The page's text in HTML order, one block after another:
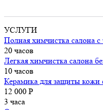
УСЛУГИ
Полная химчистка салона с
20 часов
Легкая химчистка салона
10 часов
Керамика для защиты кожи
12 000 P
3 часа